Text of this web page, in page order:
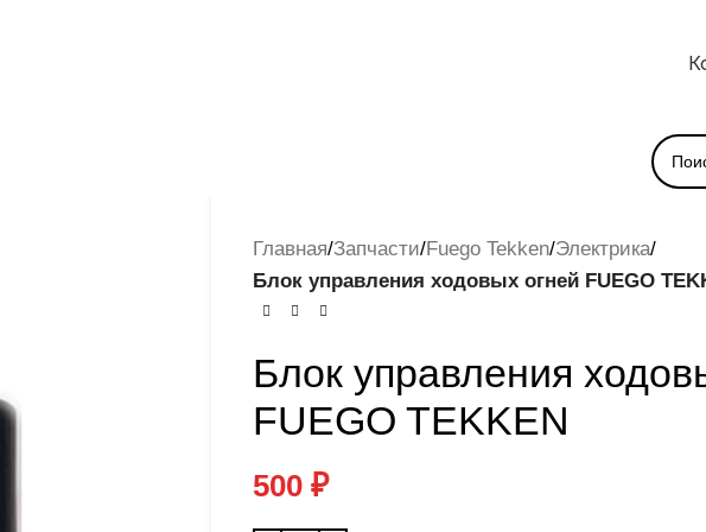
Главная/Запчасти/Fuego Tekken/Электрика/
Блок управления ходовых огней FUEGO
Блок управления
FUEGO TEKKEN
500 ₽